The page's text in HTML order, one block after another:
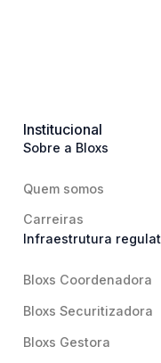
Institucional
Sobre a Bloxs
Quem somos
Carreiras
Infraestrutura
Bloxs Coordenadora
Bloxs Securitizadora
Bloxs Gestora